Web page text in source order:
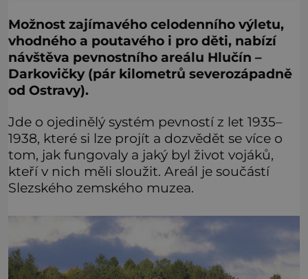
Možnost zajímavého celodenního výletu,
vhodného a poutavého i pro děti, nabízí
návštěva pevnostního areálu Hlučín –
Darkovičky (pár kilometrů severozápadně
od Ostravy).
Jde o ojedinělý systém pevností z let 1935–
1938, které si lze projít a dozvědět se více o
tom, jak fungovaly a jaký byl život vojáků,
kteří v nich měli sloužit. Areál je součástí
Slezského zemského muzea.